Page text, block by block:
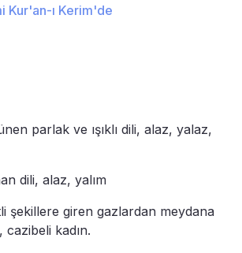
Kur'an-ı Kerim'de
parlak ve ışıklı dili, alaz, yalaz,
dili, alaz, yalım
şe­killere giren gazlardan meydana
cazibeli kadın.